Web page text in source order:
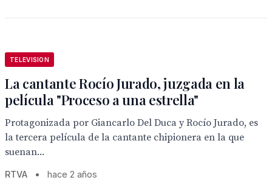
TELEVISION
La cantante Rocío Jurado, juzgada en la
película "Proceso a una estrella"
Protagonizada por Giancarlo Del Duca y Rocío Jurado, es
la tercera película de la cantante chipionera en la que
suenan...
RTVA • hace 2 años